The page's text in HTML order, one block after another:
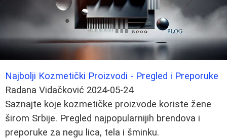
Najbolji Kozmetički Proizvodi - Pregled i Preporuke
Radana Vidačković 2024-05-24
Saznajte koje kozmetičke proizvode koriste žene
širom Srbije. Pregled najpopularnijih brendova i
preporuke za negu lica, tela i šminku.